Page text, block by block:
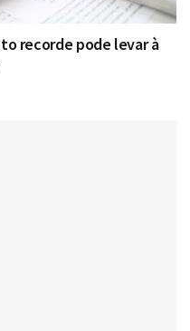
recorde pode levar à